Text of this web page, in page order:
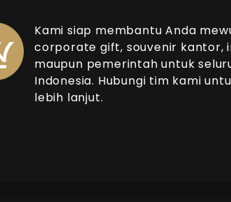
Kami siap membantu Anda
corporate gift, souvenir kantor,
maupun pemerintah untuk
Indonesia. Hubungi tim kami
lebih lanjut.